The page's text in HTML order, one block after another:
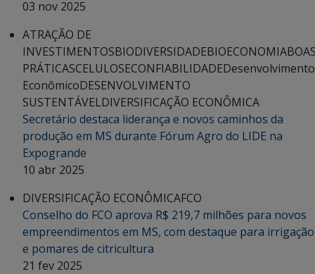
03 nov 2025
ATRAÇÃO DE
INVESTIMENTOSBIODIVERSIDADEBIOECONOMIA
PRÁTICASCELULOSECONFIABILIDADEDesenvolvimento
EconômicoDESENVOLVIMENTO
SUSTENTÁVELDIVERSIFICAÇÃO ECONÔMICA
Secretário destaca liderança e novos caminhos da
produção em MS durante Fórum Agro do LIDE na
Expogrande
10 abr 2025
DIVERSIFICAÇÃO ECONÔMICAFCO
Conselho do FCO aprova R$ 219,7 milhões para novos
empreendimentos em MS, com destaque para irrigação
e pomares de citricultura
21 fev 2025